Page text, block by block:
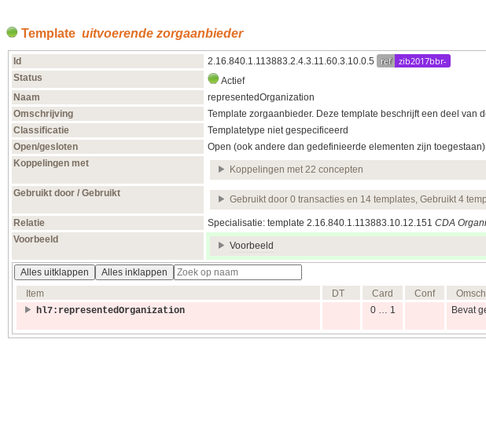
Template uitvoerende zorgaanbieder
Id 2.16.840.1.113883.2.4.3.11.60.3.10.0.5 ref zib2017bbr-
Status
Actief
Naam
representedOrganization
Omschrijving
Template zorgaanbieder. Deze template beschrijft een deel
Classificatie
Templatetype niet gespecificeerd
Open/gesloten
Open (ook andere dan gedefinieerde elementen zijn toegestaan)
Koppelingen met
Koppelingen met 22 concepten
Gebruikt door / Gebruikt
Gebruikt door 0 transacties en 14 templates, Gebruikt 4
Relatie Specialisatie: template 2.16.840.1.113883.10.12.151 CDA
Voorbeeld
Voorbeeld
Alles uitklappen
Alles inklappen
Item
DT Card Conf
hl7:representedOrganization
0 … 1 Bevat